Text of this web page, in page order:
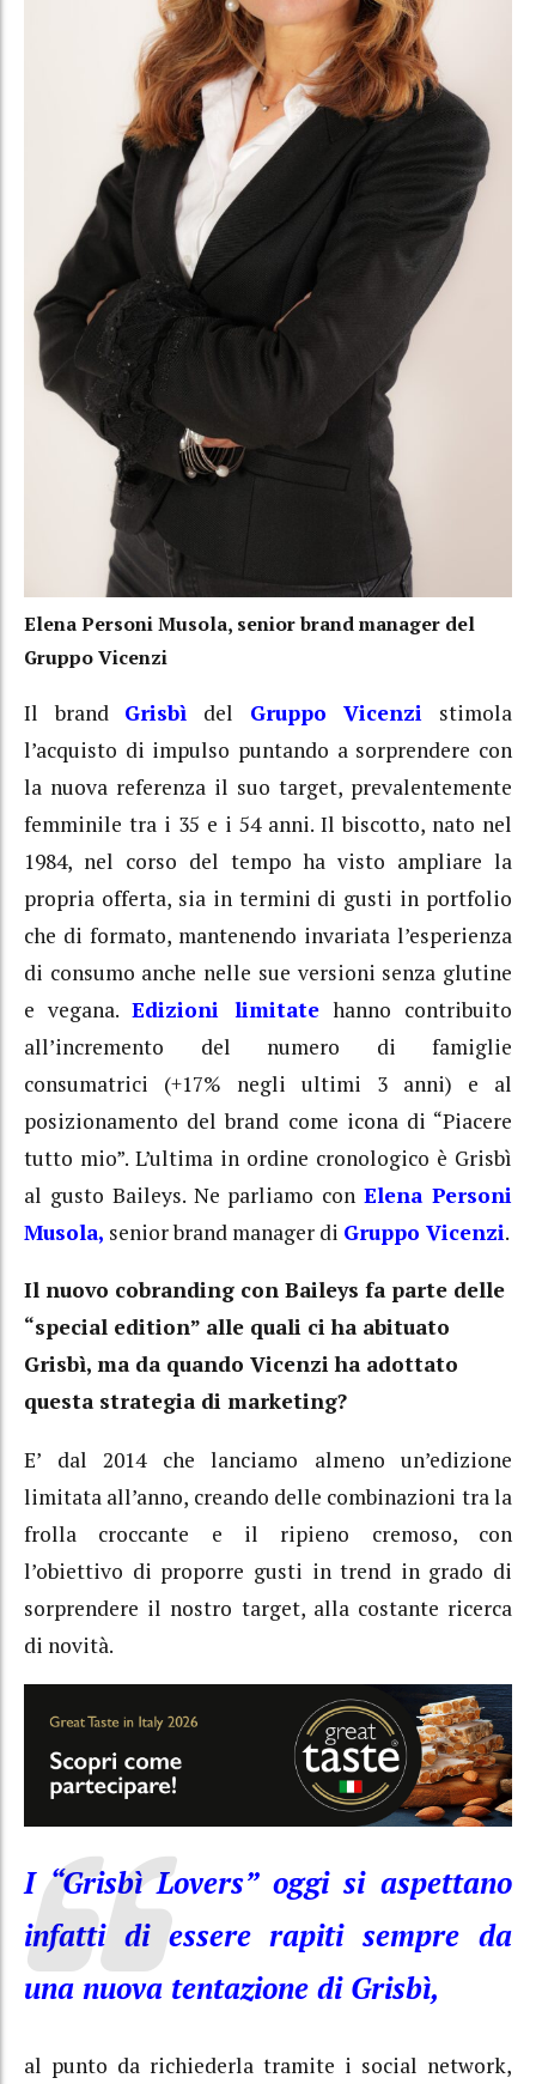
Elena Personi Musola, senior brand manager del
Gruppo Vicenzi
Il brand Grisbì del Gruppo Vicenzi stimola
l’acquisto di impulso puntando a sorprendere con
la nuova referenza il suo target, prevalentemente
femminile tra i 35 e i 54 anni. Il biscotto, nato nel
1984, nel corso del tempo ha visto ampliare la
propria offerta, sia in termini di gusti in portfolio
che di formato, mantenendo invariata l’esperienza
di consumo anche nelle sue versioni senza glutine
e vegana.Edizioni limitatehanno contribuito
all’incremento del numero di famiglie
consumatrici (+17% negli ultimi 3 anni) e al
posizionamento del brand come icona di “Piacere
tutto mio”. L’ultima in ordine cronologico è Grisbì
al gusto Baileys. Ne parliamo conElena Personi
Musola, senior brand manager di Gruppo Vicenzi.
Il nuovo cobranding con Baileys fa parte delle
“special edition” alle quali ci ha abituato
Grisbì, ma da quando Vicenzi ha adottato
questa strategia di marketing?
E’ dal 2014 che lanciamo almeno un’edizione
limitata all’anno, creando delle combinazioni tra la
frolla croccante e il ripieno cremoso, con
l’obiettivo di proporre gusti in trend in grado di
sorprendere il nostro target, alla costante ricerca
di novità.
I “Grisbì Lovers” oggi si aspettano
infatti di essere rapiti sempre da
una nuova tentazione di Grisbì,
al punto da richiederla tramite i social network,